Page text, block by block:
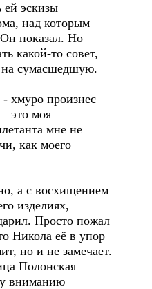
ей эскизы
над которым
показал. Но
какой-то совет,
на сумасшедшую.
хмуро произнес
это моя
мне не
как моего
а с восхищением
изделиях,
Просто пожал
Никола её в упор
но и не замечает.
Полонская
вниманию